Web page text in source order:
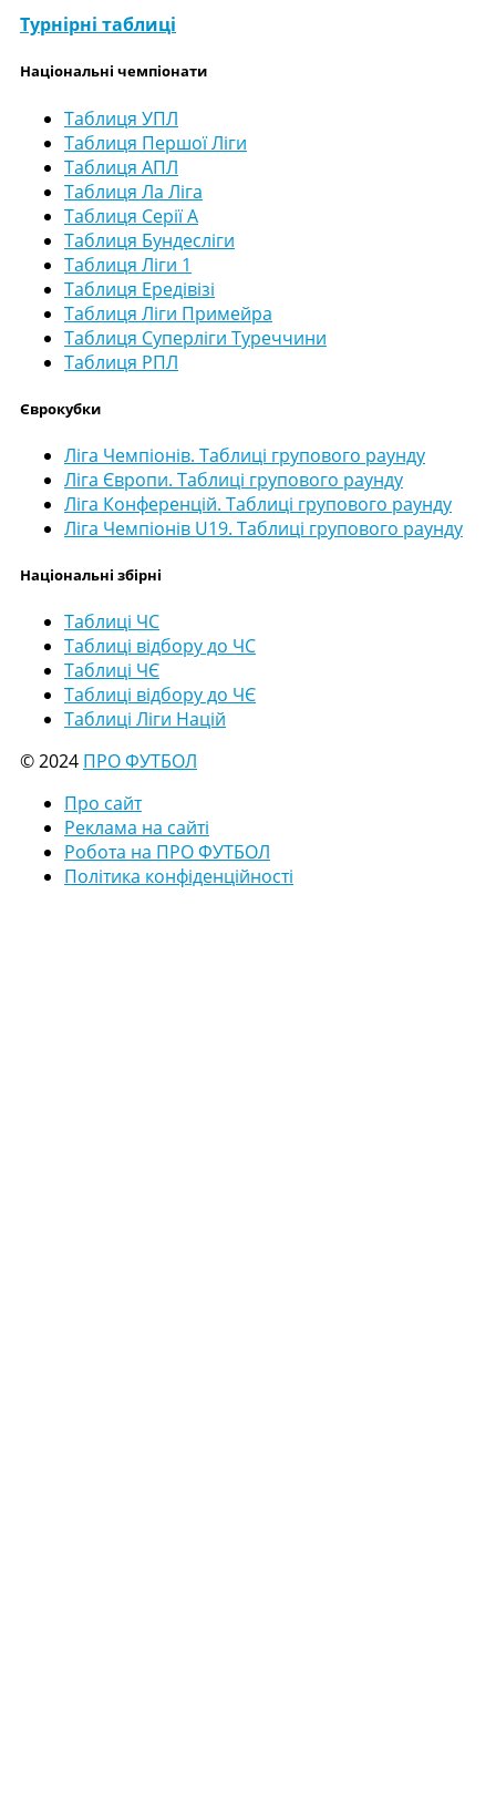
Турнірні таблиці
Національні чемпіонати
Таблиця УПЛ
Таблиця Першої Ліги
Таблиця АПЛ
Таблиця Ла Ліга
Таблиця Серії А
Таблиця Бундесліги
Таблиця Ліги 1
Таблиця Ередівізі
Таблиця Ліги Примейра
Таблиця Суперліги Туреччини
Таблиця РПЛ
Єврокубки
Ліга Чемпіонів. Таблиці групового раунду
Ліга Європи. Таблиці групового раунду
Ліга Конференцій. Таблиці групового раунду
Ліга Чемпіонів U19. Таблиці групового раунду
Національні збірні
Таблиці ЧС
Таблиці відбору до ЧС
Таблиці ЧЄ
Таблиці відбору до ЧЄ
Таблиці Ліги Націй
© 2024 ПРО ФУТБОЛ
Про сайт
Реклама на сайті
Робота на ПРО ФУТБОЛ
Політика конфіденційності